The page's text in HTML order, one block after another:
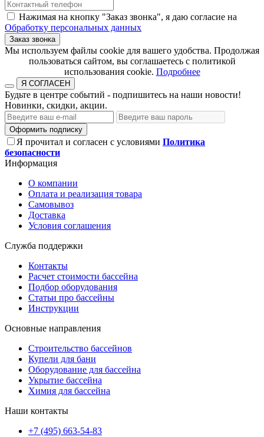
Нажимая на кнопку "Заказ звонка", я даю согласие на
Обработку персональных данных
Заказ звонка
​​​​​​​Мы используем файлы cookie для вашего удобства. Продолжая
пользоваться сайтом, вы соглашаетесь с политикой
использования cookie.​​​​​​​ Подробнее
Я СОГЛАСЕН
Будьте в центре событий - подпишитесь на наши новости!
Новинки, скидки, акции.
Оформить подписку
Я прочитал и согласен с условиями Политика
безопасности
Информация
О компании
Оплата и реализация товара
Самовывоз
Доставка
Условия соглашения
Служба поддержки
Контакты
Расчет стоимости бассейна
Подбор оборудования
Статьи про бассейны
Инструкции
Основные направления
Строительство бассейнов
Купели для бани
Оборудование для бассейна
Укрытие бассейна
Химия для бассейна
Наши контакты
+7 (495) 663-54-83